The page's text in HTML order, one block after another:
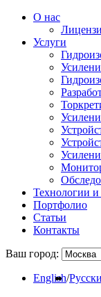
О нас
Услуги
Технологии
Портфолио
Статьи
Контакты
Ваш город:
English/